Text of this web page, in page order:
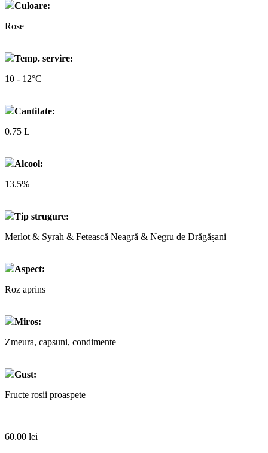
Culoare:
Rose
Temp. servire:
10 - 12°C
Cantitate:
0.75 L
Alcool:
13.5%
Tip strugure:
Merlot & Syrah & Fetească Neagră & Negru de Drăgășani
Aspect:
Roz aprins
Miros:
Zmeura, capsuni, condimente
Gust:
Fructe rosii proaspete
60.00 lei